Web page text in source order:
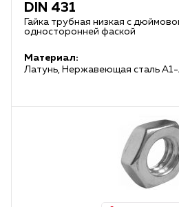
DIN 431
Гайка трубная низкая с
односторонней фаской
Материал:
Латунь, Нержавеющая сталь А1-